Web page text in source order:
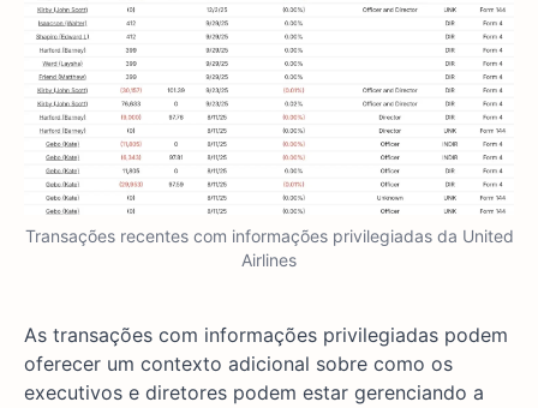
Transações recentes com informações privilegiadas da United
Airlines
As transações com informações privilegiadas podem
oferecer um contexto adicional sobre como os
executivos e diretores podem estar gerenciando a